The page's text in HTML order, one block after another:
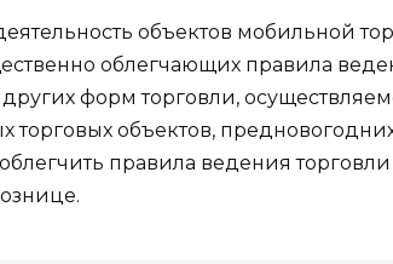
объектов мобильной
облегчающих правила
форм торговли,
торговых объектов,
правила ведения